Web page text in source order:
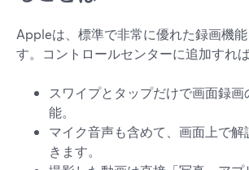
Appleは、標準で非常に優れた録画機
す。コントロールセンターに追加すれば
スワイプとタップだけで画面録
能。
マイク音声も含めて、画面上で
きます。